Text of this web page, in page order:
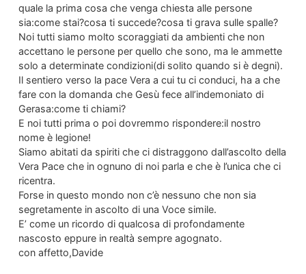
quale la prima cosa che venga chiesta alle persone
sia:come stai?cosa ti succede?cosa ti grava sulle spalle?
Noi tutti siamo molto scoraggiati da ambienti che non
accettano le persone per quello che sono, ma le ammette
solo a determinate condizioni(di solito quando si è degni).
Il sentiero verso la pace Vera a cui tu ci conduci, ha a che
fare con la domanda che Gesù fece all’indemoniato di
Gerasa:come ti chiami?
E noi tutti prima o poi dovremmo rispondere:il nostro
nome è legione!
Siamo abitati da spiriti che ci distraggono dall’ascolto della
Vera Pace che in ognuno di noi parla e che è l’unica che ci
ricentra.
Forse in questo mondo non c’è nessuno che non sia
segretamente in ascolto di una Voce simile.
E’ come un ricordo di qualcosa di profondamente
nascosto eppure in realtà sempre agognato.
con affetto,Davide